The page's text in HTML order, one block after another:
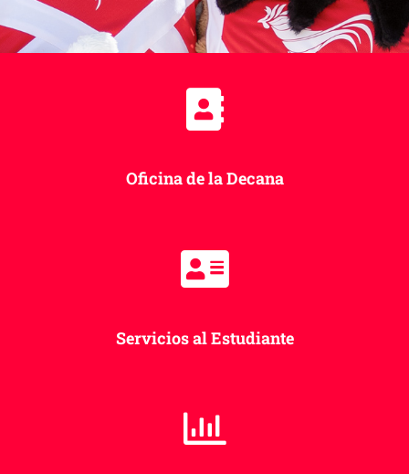
Oficina de la Decana
Servicios al Estudiante